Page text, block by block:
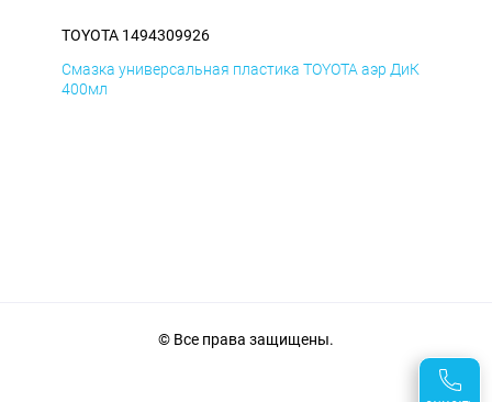
TOYOTA 1494309926
Смазка универсальная пластика TOYOTA аэр ДиК
400мл
© Все права защищены.